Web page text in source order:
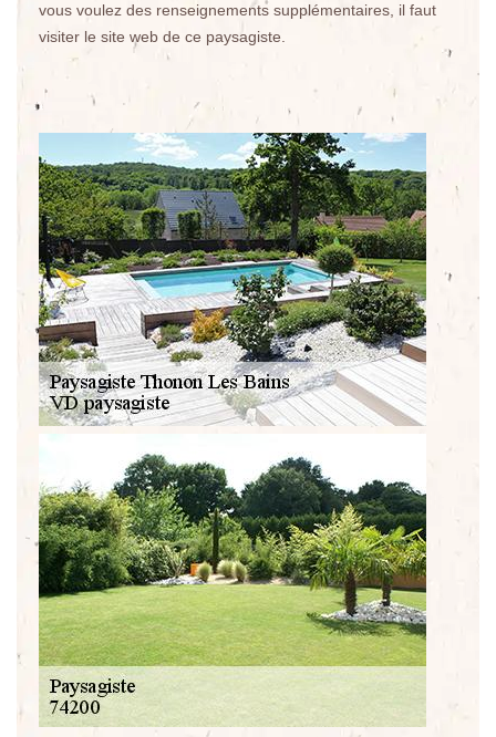
vous voulez des renseignements supplémentaires, il faut
visiter le site web de ce paysagiste.